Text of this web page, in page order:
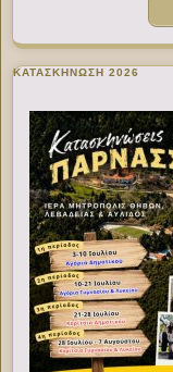
ΚΑΤΑΣΚΗΝΩΣΗ 2026